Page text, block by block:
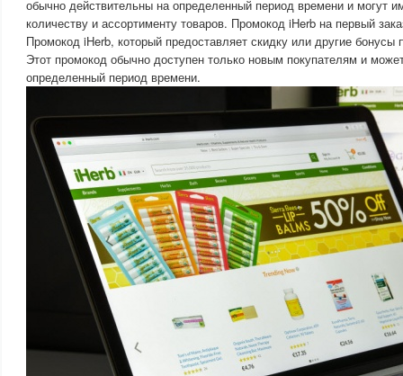
обычно действительны на определенный период времени и могут
количеству и ассортименту товаров. Промокод iHerb на первый
Промокод iHerb, который предоставляет скидку или другие бонусы
Этот промокод обычно доступен только новым покупателям и
определенный период времени.